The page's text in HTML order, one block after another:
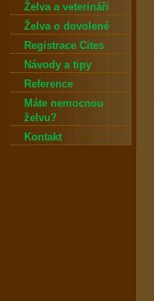
Želva a veterináři
Želva o dovolené
Registrace Cites
Návody a tipy
Reference
Máte nemocnou
želvu?
Kontakt